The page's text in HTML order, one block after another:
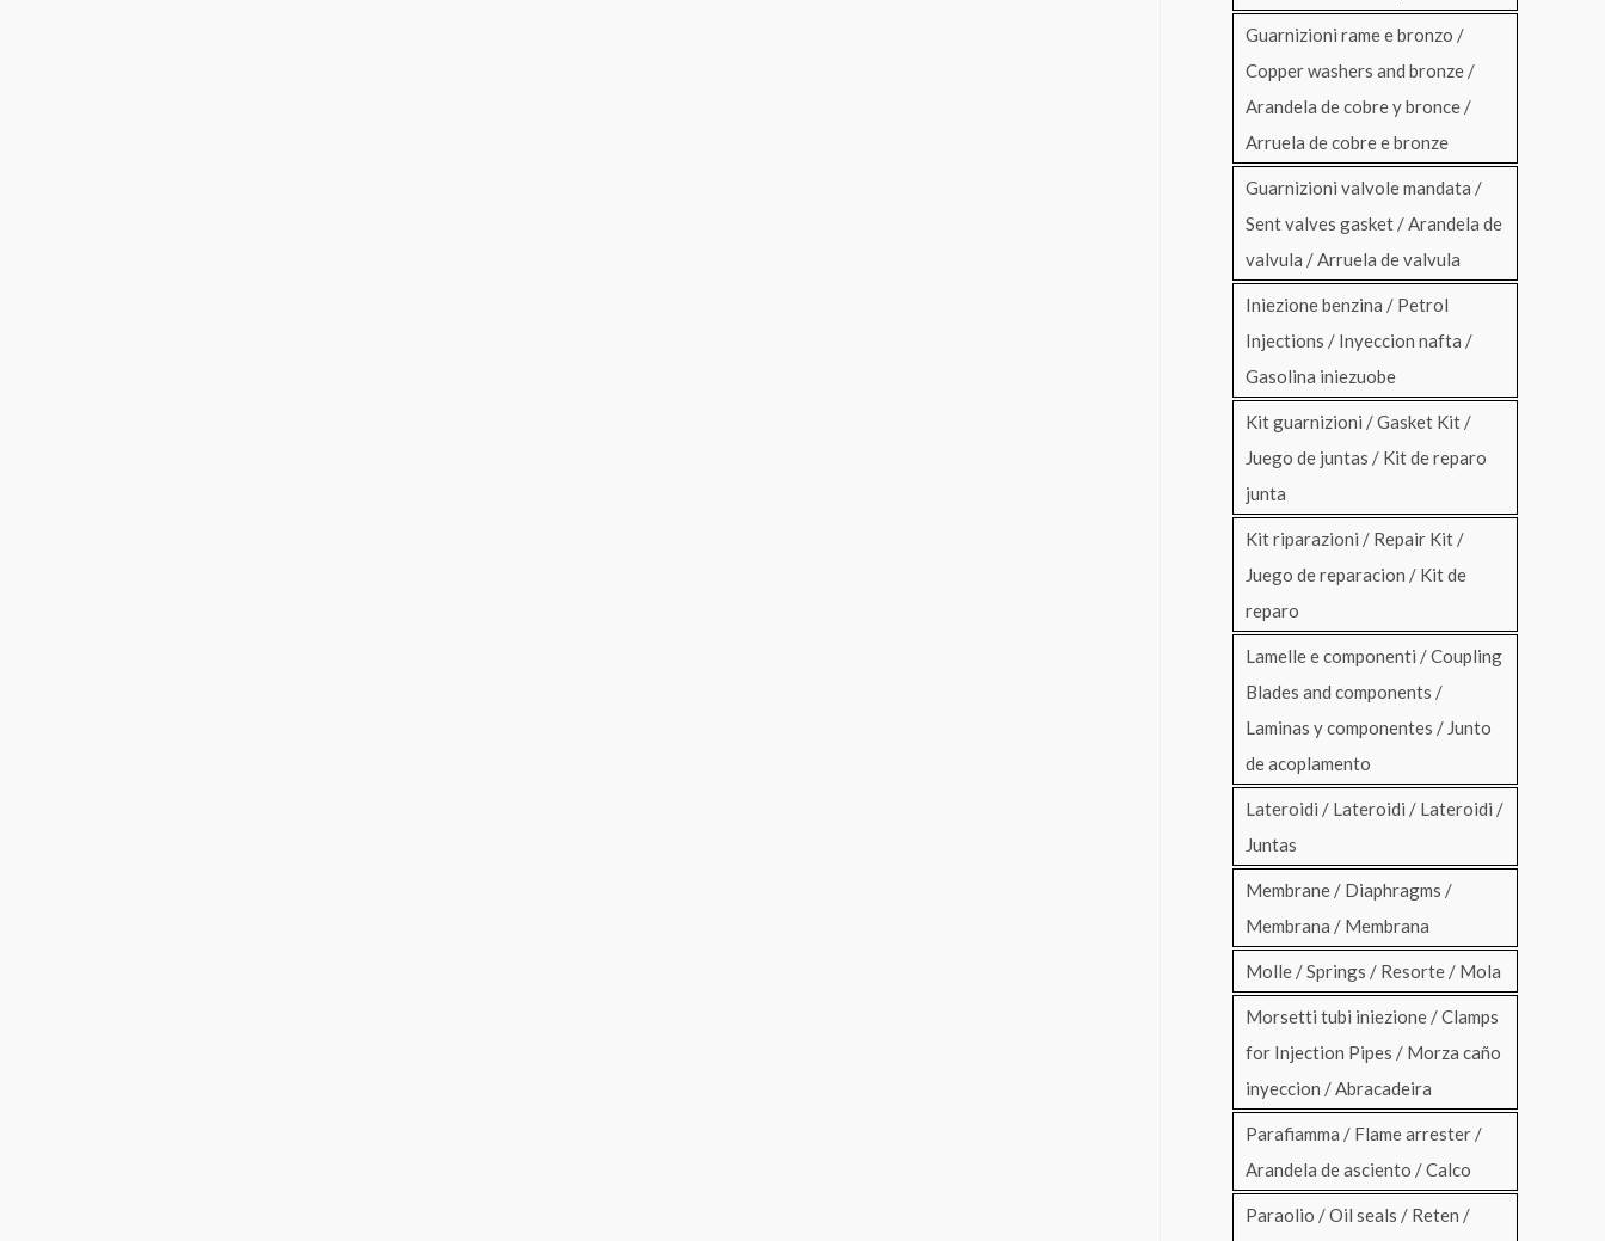
Guarnizioni rame e bronzo /
Copper washers and bronze /
Arandela de cobre y bronce /
Arruela de cobre e bronze
Guarnizioni valvole mandata /
Sent valves gasket / Arandela de
valvula / Arruela de valvula
Iniezione benzina / Petrol
Injections / Inyeccion nafta /
Gasolina iniezuobe
Kit guarnizioni / Gasket Kit /
Juego de juntas / Kit de reparo
junta
Kit riparazioni / Repair Kit /
Juego de reparacion / Kit de
reparo
Lamelle e componenti / Coupling
Blades and components /
Laminas y componentes / Junto
de acoplamento
Lateroidi / Lateroidi / Lateroidi /
Juntas
Membrane / Diaphragms /
Membrana / Membrana
Molle / Springs / Resorte / Mola
Morsetti tubi iniezione / Clamps
for Injection Pipes / Morza caño
inyeccion / Abracadeira
Parafiamma / Flame arrester /
Arandela de asciento / Calco
Paraolio / Oil seals / Reten /